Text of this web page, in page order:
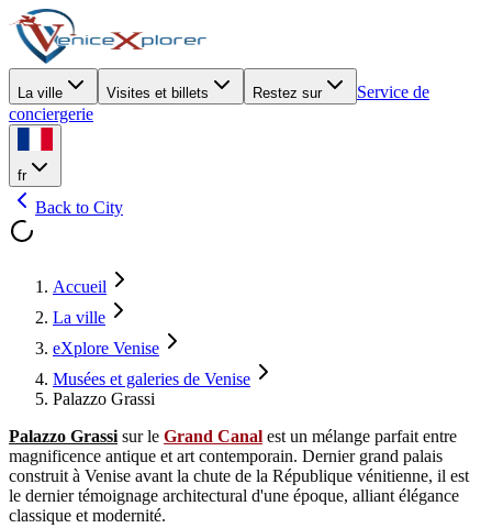
La ville Visites et billets Restez sur
Service de
conciergerie
fr
Back to City
Accueil
La ville
eXplore Venise
Musées et galeries de Venise
Palazzo Grassi
Palazzo Grassi sur le Grand Canal est un mélange parfait entre
magnificence antique et art contemporain. Dernier grand palais
construit à Venise avant la chute de la République vénitienne, il est
le dernier témoignage architectural d'une époque, alliant élégance
classique et modernité.